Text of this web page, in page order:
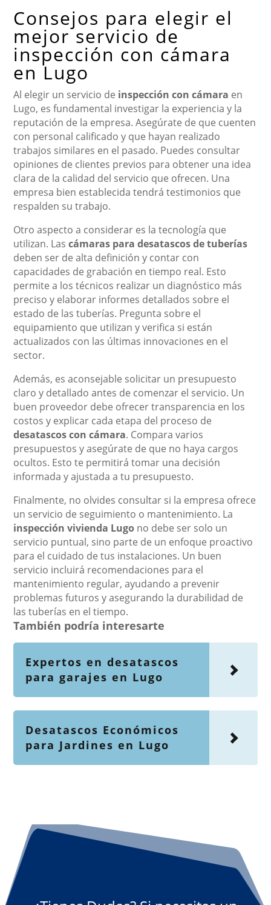
Consejos para elegir el
mejor servicio de
inspección con cámara
en Lugo
Al elegir un servicio de inspección con cámara en
Lugo, es fundamental investigar la experiencia y la
reputación de la empresa. Asegúrate de que cuenten
con personal calificado y que hayan realizado
trabajos similares en el pasado. Puedes consultar
opiniones de clientes previos para obtener una idea
clara de la calidad del servicio que ofrecen. Una
empresa bien establecida tendrá testimonios que
respalden su trabajo.
Otro aspecto a considerar es la tecnología que
utilizan. Lascámaras para desatascos de tuberías
deben ser de alta definición y contar con
capacidades de grabación en tiempo real. Esto
permite a los técnicos realizar un diagnóstico más
preciso y elaborar informes detallados sobre el
estado de las tuberías. Pregunta sobre el
equipamiento que utilizan y verifica si están
actualizados con las últimas innovaciones en el
sector.
Además, es aconsejable solicitar un presupuesto
claro y detallado antes de comenzar el servicio. Un
buen proveedor debe ofrecer transparencia en los
costos y explicar cada etapa del proceso de
desatascos con cámara. Compara varios
presupuestos y asegúrate de que no haya cargos
ocultos. Esto te permitirá tomar una decisión
informada y ajustada a tu presupuesto.
Finalmente, no olvides consultar si la empresa ofrece
un servicio de seguimiento o mantenimiento. La
inspección vivienda Lugo no debe ser solo un
servicio puntual, sino parte de un enfoque proactivo
para el cuidado de tus instalaciones. Un buen
servicio incluirá recomendaciones para el
mantenimiento regular, ayudando a prevenir
problemas futuros y asegurando la durabilidad de
las tuberías en el tiempo.
También podría interesarte
Expertos en desatascos
para garajes en Lugo
Desatascos Económicos
para Jardines en Lugo